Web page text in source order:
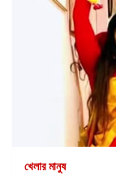
খেলার মানুষ